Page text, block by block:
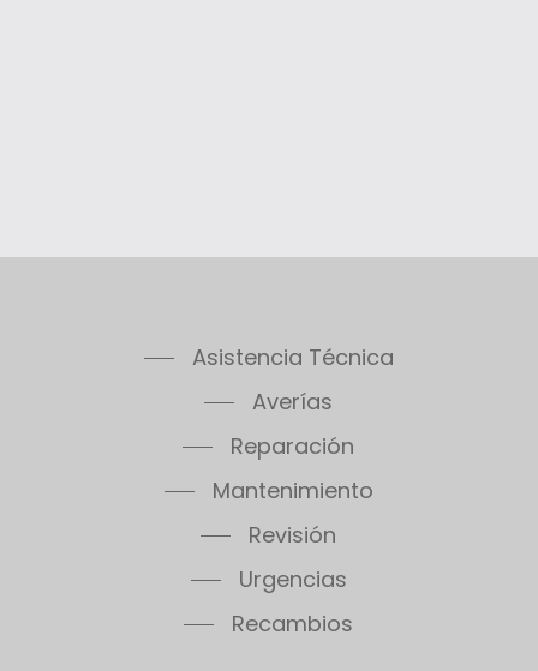
Asistencia Técnica
Averías
Reparación
Mantenimiento
Revisión
Urgencias
Recambios